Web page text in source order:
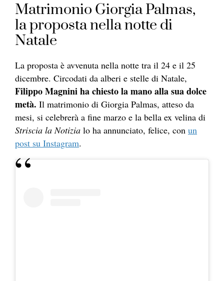
Matrimonio Giorgia Palmas,
la proposta nella notte di
Natale
La proposta è avvenuta nella notte tra il 24 e il 25
dicembre. Circodati da alberi e stelle di Natale,
Filippo Magnini ha chiesto la mano alla sua dolce
metà. Il matrimonio di Giorgia Palmas, atteso da
mesi, si celebrerà a fine marzo e la bella ex velina di
Striscia la Notizia lo ha annunciato, felice, con un
post su Instagram.